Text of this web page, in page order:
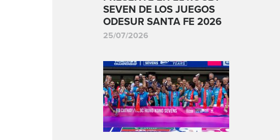
SEVEN DE LOS JUEGOS
ODESUR SANTA FE 2026
25/07/2026